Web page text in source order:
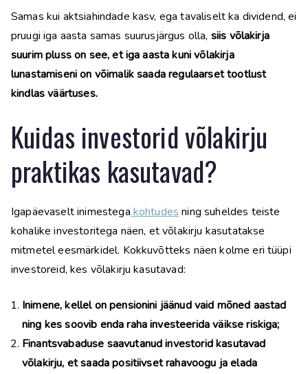
Samas kui aktsiahindade kasv, ega tavaliselt ka dividend, ei
pruugi iga aasta samas suurusjärgus olla, siis võlakirja
suurim pluss on see, et iga aasta kuni võlakirja
lunastamiseni on võimalik saada regulaarset tootlust
kindlas väärtuses.
Kuidas investorid võlakirju
praktikas kasutavad?
Igapäevaselt inimestega kohtudes ning suheldes teiste
kohalike investoritega näen, et võlakirju kasutatakse
mitmetel eesmärkidel. Kokkuvõtteks näen kolme eri tüüpi
investoreid, kes võlakirju kasutavad:
Inimene, kellel on pensionini jäänud vaid mõned aastad
ning kes soovib enda raha investeerida väikse riskiga;
Finantsvabaduse saavutanud investorid kasutavad
võlakirju, et saada positiivset rahavoogu ja elada